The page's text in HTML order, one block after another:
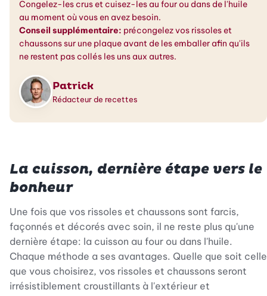
Congelez-les crus et cuisez-les au four ou dans de l'huile
au moment où vous en avez besoin.
Conseil supplémentaire: précongelez vos rissoles et
chaussons sur une plaque avant de les emballer afin qu'ils
ne restent pas collés les uns aux autres.
Patrick
Rédacteur de recettes
La cuisson, dernière étape vers le
bonheur
Une fois que vos rissoles et chaussons sont farcis,
façonnés et décorés avec soin, il ne reste plus qu'une
dernière étape: la cuisson au four ou dans l'huile.
Chaque méthode a ses avantages. Quelle que soit celle
que vous choisirez, vos rissoles et chaussons seront
irrésistiblement croustillants à l'extérieur et